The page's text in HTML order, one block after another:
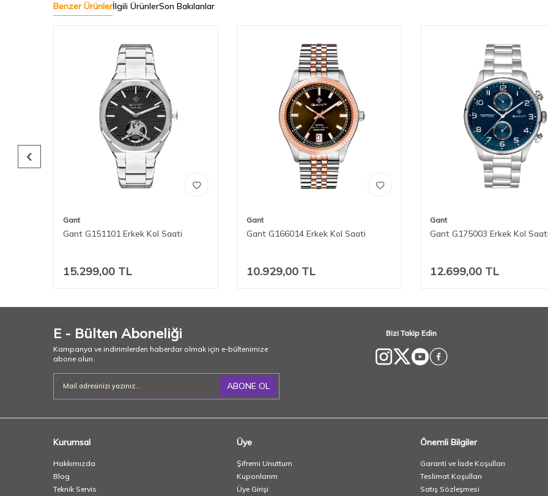
Benzer Ürünlerİlgili ÜrünlerSon Bakılanlar
Gant
Gant G151101 Erkek Kol Saati
15.299,00 TL
Gant
Gant G166014 Erkek Kol Saati
10.929,00 TL
Gant
Gant G175003 Erkek Kol
12.699,00 TL
E - Bülten Aboneliği
Kampanya ve indirimlerden haberdar olmak için e-bültenimize
abone olun.
ABONE OL
Bizi Takip Edin
Kurumsal
Hakkımızda
Blog
Teknik Servis
Üye
Şifremi Unuttum
Kuponlarım
Üye Girişi
Önemli Bilgiler
Garanti ve İade Koşulları
Teslimat Koşulları
Satış Sözleşmesi